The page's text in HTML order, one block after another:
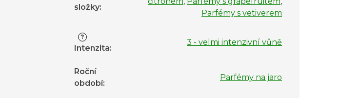
složky:
Parfémy s vetiverem
?
Intenzita:
3 - velmi intenzivní vůně
Roční
období:
Parfémy na jaro